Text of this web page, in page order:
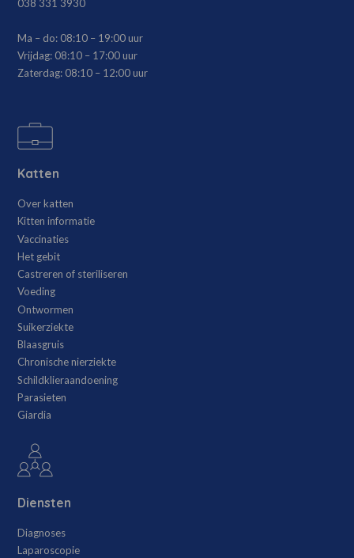
038 331 3930
Ma – do: 08:10 – 19:00 uur
Vrijdag: 08:10 – 17:00 uur
Zaterdag: 08:10 – 12:00 uur
Katten
Over katten
Kitten informatie
Vaccinaties
Het gebit
Castreren of steriliseren
Voeding
Ontwormen
Suikerziekte
Blaasgruis
Chronische nierziekte
Schildklieraandoening
Parasieten
Giardia
Diensten
Diagnoses
Laparoscopie